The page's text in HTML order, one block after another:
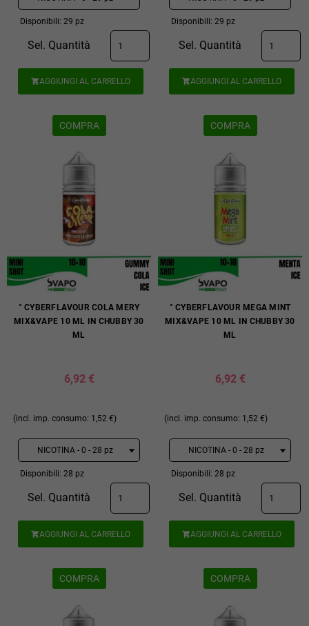
Disponibili: 29 pz
Sel. Quantità
AGGIUNGI AL CARRELLO
COMPRA
Disponibili: 29 pz
Sel. Quantità
AGGIUNGI AL CARRELLO
COMPRA
° CYBERFLAVOUR COLA MERY
MIX&VAPE 10 ML IN CHUBBY 30
ML
6,92 €
(incl. imp. consumo: 1,52 €)
Disponibili: 28 pz
Sel. Quantità
AGGIUNGI AL CARRELLO
COMPRA
° CYBERFLAVOUR MEGA MINT
MIX&VAPE 10 ML IN CHUBBY 30
ML
6,92 €
(incl. imp. consumo: 1,52 €)
Disponibili: 28 pz
Sel. Quantità
AGGIUNGI AL CARRELLO
COMPRA